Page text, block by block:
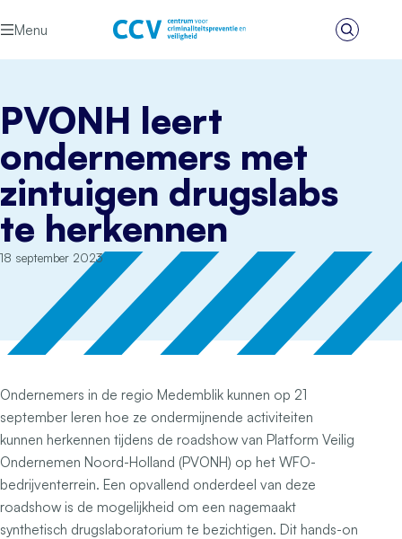
Menu
Zoeken
PVONH leert
ondernemers met
zintuigen drugslabs
te herkennen
18 september 2023
Ondernemers in de regio Medemblik kunnen op 21
september leren hoe ze ondermijnende activiteiten
kunnen herkennen tijdens de roadshow van Platform Veilig
Ondernemen Noord-Holland (PVONH) op het WFO-
bedrijventerrein. Een opvallend onderdeel van deze
roadshow is de mogelijkheid om een nagemaakt
synthetisch drugslaboratorium te bezichtigen. Dit hands-on